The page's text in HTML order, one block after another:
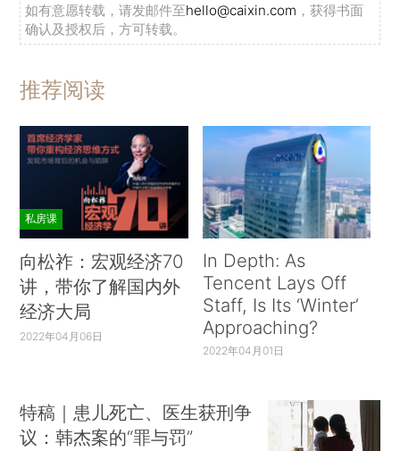
如有意愿转载，请发邮件至hello@caixin.com ，获得书面
确认及授权后，方可转载。
推荐阅读
私房课
向松祚：宏观经济70
讲，带你了解国内外
经济大局
2022年04月06日
In Depth: As
Tencent Lays Off
Staff, Is Its ‘Winter’
Approaching?
2022年04月01日
特稿｜患儿死亡、医生获刑争
议：韩杰案的“罪与罚”